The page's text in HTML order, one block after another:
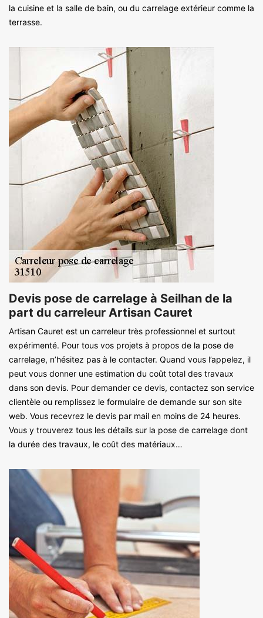
la cuisine et la salle de bain, ou du carrelage extérieur comme la
terrasse.
Devis pose de carrelage à Seilhan de la
part du carreleur Artisan Cauret
Artisan Cauret est un carreleur très professionnel et surtout
expérimenté. Pour tous vos projets à propos de la pose de
carrelage, n’hésitez pas à le contacter. Quand vous l’appelez, il
peut vous donner une estimation du coût total des travaux
dans son devis. Pour demander ce devis, contactez son service
clientèle ou remplissez le formulaire de demande sur son site
web. Vous recevrez le devis par mail en moins de 24 heures.
Vous y trouverez tous les détails sur la pose de carrelage dont
la durée des travaux, le coût des matériaux…